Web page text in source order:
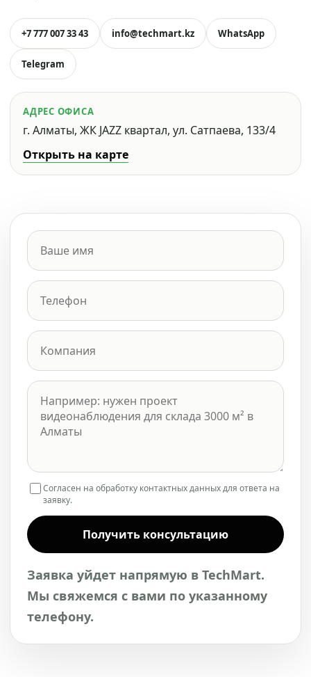
+7 777 007 33 43 info@techmart.kz WhatsApp
Telegram
АДРЕС ОФИСА
г. Алматы, ЖК JAZZ квартал, ул. Сатпаева, 133/4
Открыть на карте
Согласен на обработку контактных данных для ответа на
заявку.
Получить консультацию
Заявка уйдет напрямую в TechMart.
Мы свяжемся с вами по указанному
телефону.